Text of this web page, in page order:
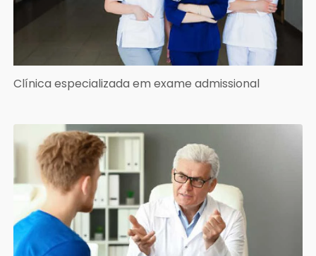
Clínica especializada em exame admissional